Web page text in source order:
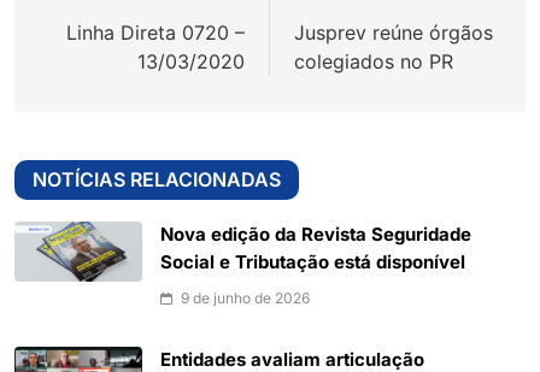
Post
Linha Direta 0720 –
13/03/2020
Jusprev reúne órgãos
colegiados no PR
NOTÍCIAS RELACIONADAS
Nova edição da Revista Seguridade
Social e Tributação está disponível
9 de junho de 2026
Entidades avaliam articulação